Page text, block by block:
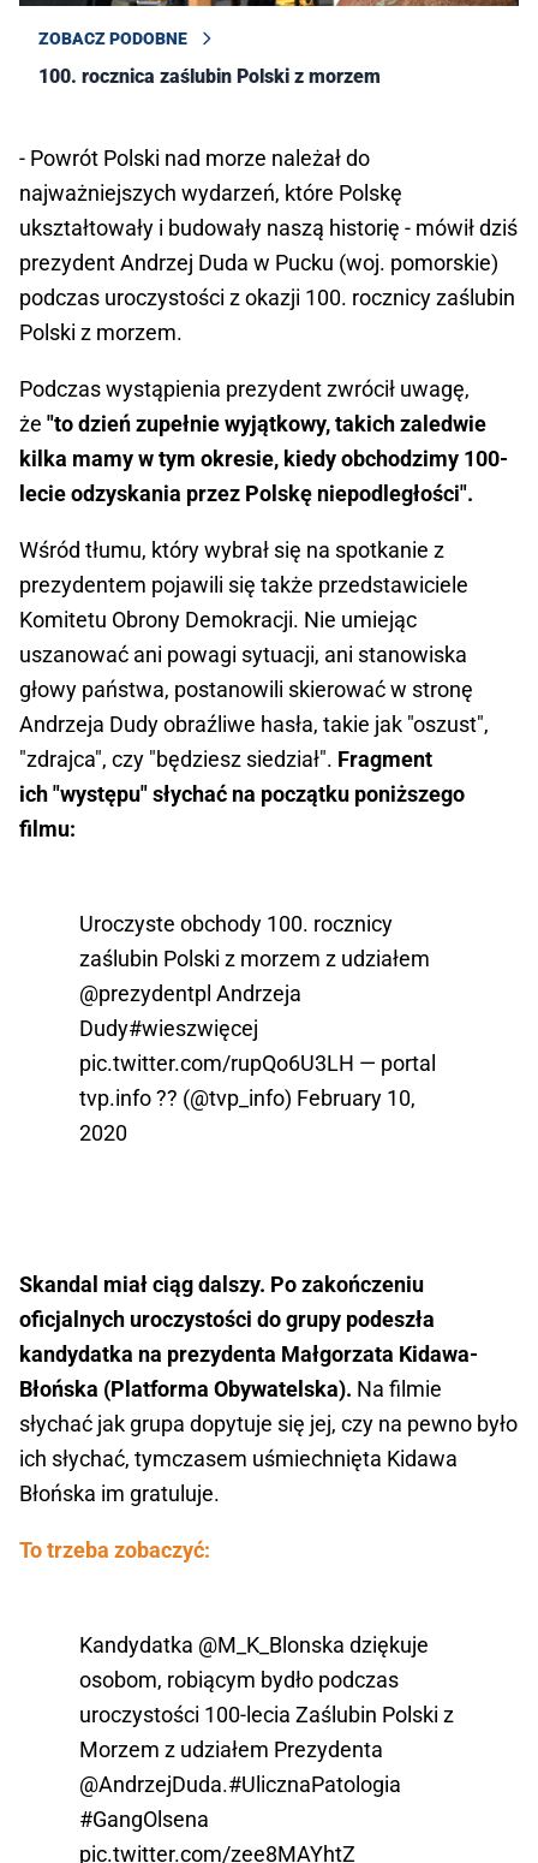
ZOBACZ PODOBNE
100. rocznica zaślubin Polski z morzem
- Powrót Polski nad morze należał do
najważniejszych wydarzeń, które Polskę
ukształtowały i budowały naszą historię - mówił dziś
prezydent Andrzej Duda w Pucku (woj. pomorskie)
podczas uroczystości z okazji 100. rocznicy zaślubin
Polski z morzem.
Podczas wystąpienia prezydent zwrócił uwagę,
że "to dzień zupełnie wyjątkowy, takich zaledwie
kilka mamy w tym okresie, kiedy obchodzimy 100-
lecie odzyskania przez Polskę niepodległości".
Wśród tłumu, który wybrał się na spotkanie z
prezydentem pojawili się także przedstawiciele
Komitetu Obrony Demokracji. Nie umiejąc
uszanować ani powagi sytuacji, ani stanowiska
głowy państwa, postanowili skierować w stronę
Andrzeja Dudy obraźliwe hasła, takie jak "oszust",
"zdrajca", czy "będziesz siedział". Fragment
ich"występu" słychać na początku poniższego
filmu:
Uroczyste obchody 100. rocznicy
zaślubin Polski z morzem z udziałem
@prezydentpl Andrzeja
Dudy#wieszwięcej
pic.twitter.com/rupQo6U3LH — portal
tvp.info ?? (@tvp_info) February 10,
2020
Skandal miał ciąg dalszy. Po zakończeniu
oficjalnych uroczystości do grupy podeszła
kandydatka na prezydenta Małgorzata Kidawa-
Błońska (Platforma Obywatelska). Na filmie
słychać jak grupa dopytuje się jej, czy na pewno było
ich słychać, tymczasem uśmiechnięta Kidawa
Błońska im gratuluje.
To trzeba zobaczyć:
Kandydatka @M_K_Blonska dziękuje
osobom, robiącym bydło podczas
uroczystości 100-lecia Zaślubin Polski z
Morzem z udziałem Prezydenta
@AndrzejDuda.#UlicznaPatologia
#GangOlsena
pic.twitter.com/zee8MAYhtZ